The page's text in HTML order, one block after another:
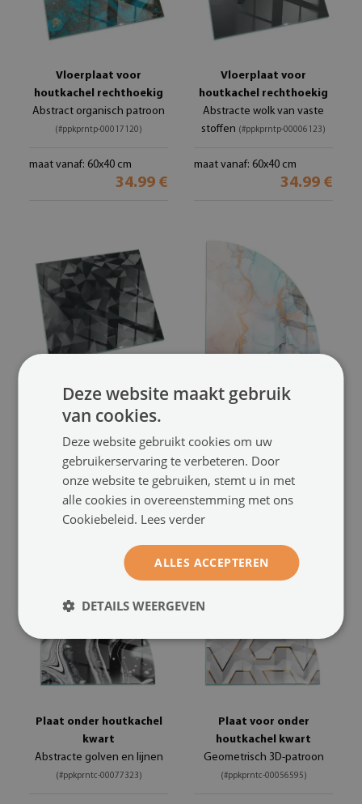
Vloerplaat voor
houtkachel rechthoekig
Abstract organisch patroon
(#ppkprntp-00017120)
maat vanaf: 60x40 cm
34.99 €
Vloerplaat voor
houtkachel rechthoekig
Abstracte wolk van vaste
stoffen (#ppkprntp-00006123)
maat vanaf: 60x40 cm
34.99 €
Vloerplaat voor
houtkachel rechthoekig
Driedimensionale geometrie
maat vanaf: 60x40 cm
34.99 €
Plaat voor onder
Abstract vloeistofpatroon
maat vanaf: 100x100 cm
119.99 €
Plaat onder houtkachel
kwart
Abstracte golven en lijnen
(#ppkprntc-00077323)
Plaat voor onder
houtkachel kwart
Geometrisch 3D-patroon
(#ppkprntc-00056595)
Deze website maakt gebruik
van cookies.
Deze website gebruikt cookies om uw
gebruikerservaring te verbeteren. Door
onze website te gebruiken, stemt u in met
alle cookies in overeenstemming met ons
Cookiebeleid. Lees verder
ALLES ACCEPTEREN
DETAILS WEERGEVEN